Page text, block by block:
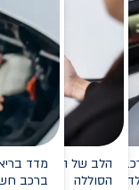
רכבחשמלי - כל מה
הלב של הרכב
הסוללה
ברכב